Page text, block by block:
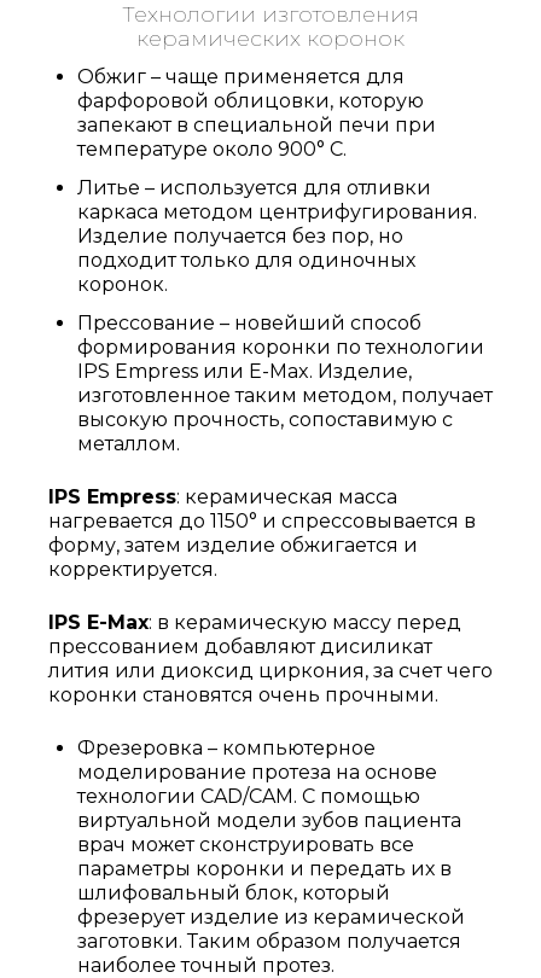
Технологии изготовления
керамических коронок
Обжиг – чаще применяется для
фарфоровой облицовки, которую
запекают в специальной печи при
температуре около 900° С.
Литье – используется для отливки
каркаса методом центрифугирования.
Изделие получается без пор, но
подходит только для одиночных
коронок.
Прессование – новейший способ
формирования коронки по технологии
IPS Empress или E-Max. Изделие,
изготовленное таким методом, получает
высокую прочность, сопоставимую с
металлом.
IPS Empress: керамическая масса
нагревается до 1150° и спрессовывается в
форму, затем изделие обжигается и
корректируется.
IPS E-Max: в керамическую массу перед
прессованием добавляют дисиликат
лития или диоксид циркония, за счет чего
коронки становятся очень прочными.
Фрезеровка – компьютерное
моделирование протеза на основе
технологии СAD/CAM. С помощью
виртуальной модели зубов пациента
врач может сконструировать все
параметры коронки и передать их в
шлифовальный блок, который
фрезерует изделие из керамической
заготовки. Таким образом получается
наиболее точный протез.